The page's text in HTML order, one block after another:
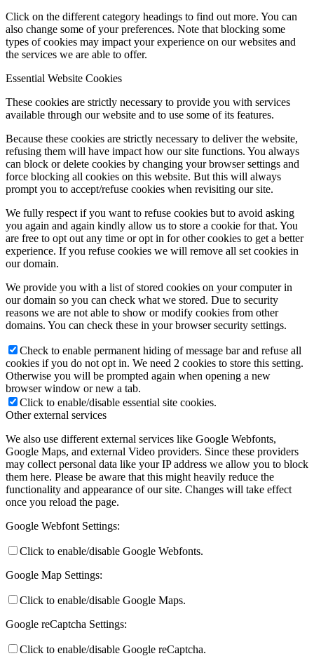
Click on the different category headings to find out more. You can
also change some of your preferences. Note that blocking some
types of cookies may impact your experience on our websites and
the services we are able to offer.
Essential Website Cookies
These cookies are strictly necessary to provide you with services
available through our website and to use some of its features.
Because these cookies are strictly necessary to deliver the website,
refusing them will have impact how our site functions. You always
can block or delete cookies by changing your browser settings and
force blocking all cookies on this website. But this will always
prompt you to accept/refuse cookies when revisiting our site.
We fully respect if you want to refuse cookies but to avoid asking
you again and again kindly allow us to store a cookie for that. You
are free to opt out any time or opt in for other cookies to get a better
experience. If you refuse cookies we will remove all set cookies in
our domain.
We provide you with a list of stored cookies on your computer in
our domain so you can check what we stored. Due to security
reasons we are not able to show or modify cookies from other
domains. You can check these in your browser security settings.
Check to enable permanent hiding of message bar and refuse all
cookies if you do not opt in. We need 2 cookies to store this setting.
Otherwise you will be prompted again when opening a new
browser window or new a tab.
Click to enable/disable essential site cookies.
Other external services
We also use different external services like Google Webfonts,
Google Maps, and external Video providers. Since these providers
may collect personal data like your IP address we allow you to block
them here. Please be aware that this might heavily reduce the
functionality and appearance of our site. Changes will take effect
once you reload the page.
Google Webfont Settings:
Click to enable/disable Google Webfonts.
Google Map Settings:
Click to enable/disable Google Maps.
Google reCaptcha Settings:
Click to enable/disable Google reCaptcha.